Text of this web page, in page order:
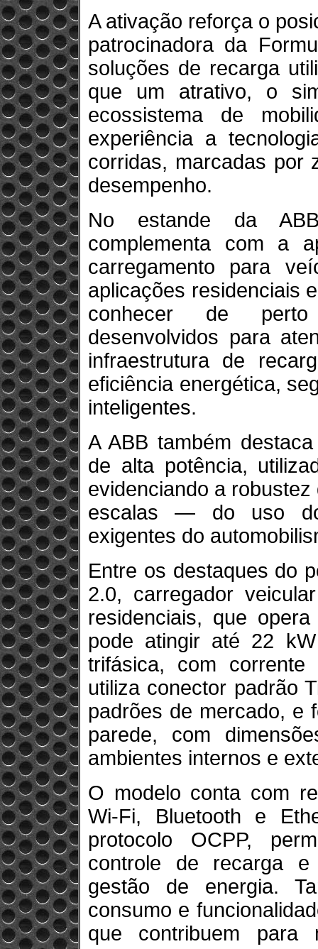
A ativação reforça o
patrocinadora da
soluções de recarga
que um atrativo, o
ecossistema de
experiência a
corridas, marcadas por
desempenho.
No estande da
complementa com a
carregamento para
aplicações residenciais
conhecer de perto
desenvolvidos para
infraestrutura de
eficiência energética,
inteligentes.
A ABB também
de alta potência,
evidenciando a
escalas — do uso
exigentes do
Entre os destaques do
2.0, carregador
residenciais, que
pode atingir até 22
trifásica, com
utiliza conector padrão
padrões de mercado, e
parede, com
ambientes internos e
O modelo conta com
Wi-Fi, Bluetooth e
protocolo OCPP,
controle de recarga
gestão de energia.
consumo e
que contribuem para